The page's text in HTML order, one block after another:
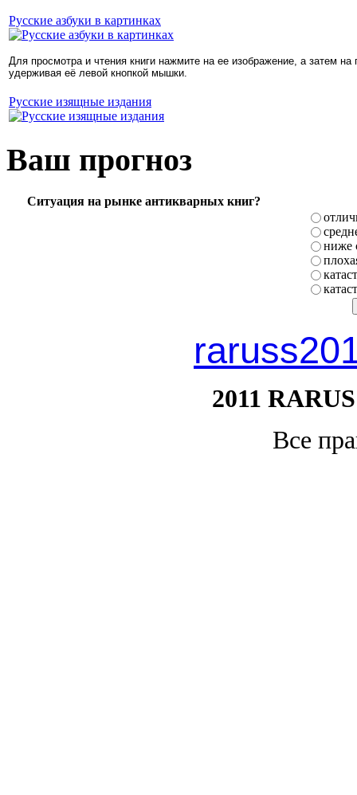
Русские азбуки в картинках
Для просмотра и чтения книги нажмите на ее изображение, а затем
удерживая её левой кнопкой мышки.
Русские изящные издания
Ваш прогноз
Ситуация на рынке антикварных книг?
ниже
2011
Все